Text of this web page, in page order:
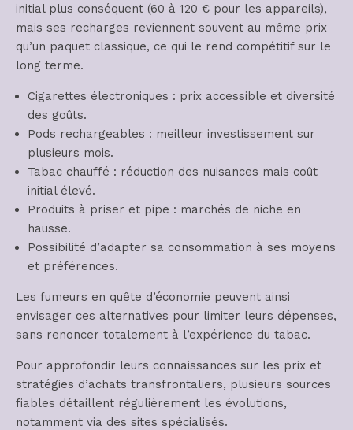
initial plus conséquent (60 à 120 € pour les appareils),
mais ses recharges reviennent souvent au même prix
qu’un paquet classique, ce qui le rend compétitif sur le
long terme.
Cigarettes électroniques : prix accessible et diversité
des goûts.
Pods rechargeables : meilleur investissement sur
plusieurs mois.
Tabac chauffé : réduction des nuisances mais coût
initial élevé.
Produits à priser et pipe : marchés de niche en
hausse.
Possibilité d’adapter sa consommation à ses moyens
et préférences.
Les fumeurs en quête d’économie peuvent ainsi
envisager ces alternatives pour limiter leurs dépenses,
sans renoncer totalement à l’expérience du tabac.
Pour approfondir leurs connaissances sur les prix et
stratégies d’achats transfrontaliers, plusieurs sources
fiables détaillent régulièrement les évolutions,
notamment via des sites spécialisés.